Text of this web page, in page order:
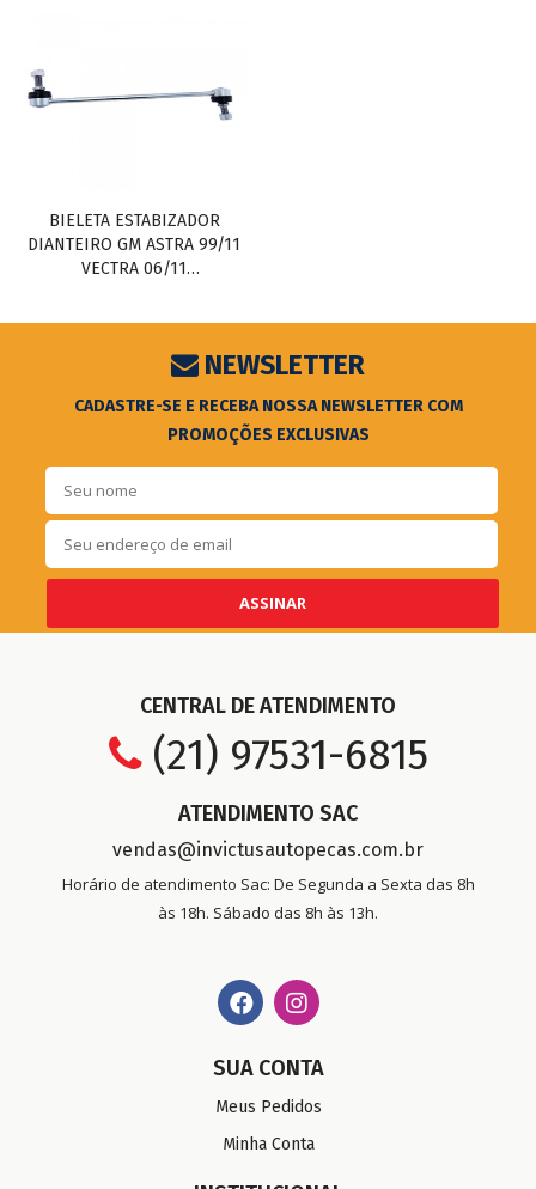
BIELETA ESTABIZADOR
DIANTEIRO GM ASTRA 99/11
VECTRA 06/11
NEWSLETTER
CADASTRE-SE E RECEBA NOSSA NEWSLETTER COM
PROMOÇÕES EXCLUSIVAS
ASSINAR
CENTRAL DE ATENDIMENTO
(21) 97531-6815
ATENDIMENTO SAC
vendas@invictusautopecas.com.br
Horário de atendimento Sac: De Segunda a Sexta das 8h
às 18h. Sábado das 8h às 13h.
SUA CONTA
Meus Pedidos
Minha Conta